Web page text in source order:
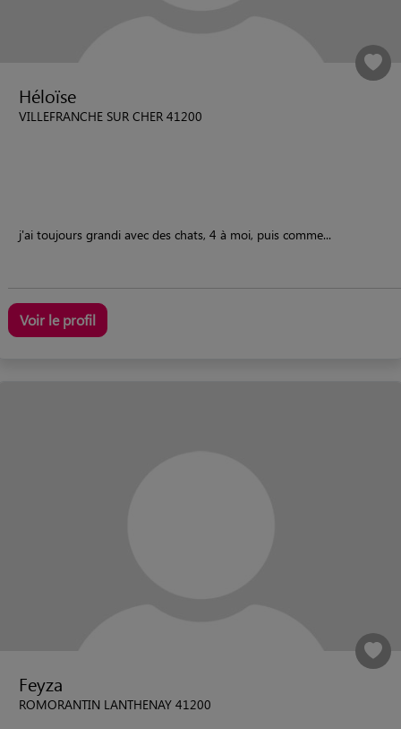
Héloïse
VILLEFRANCHE SUR CHER 41200
j'ai toujours grandi avec des chats, 4 à moi, puis comme...
Voir le profil
Feyza
ROMORANTIN LANTHENAY 41200